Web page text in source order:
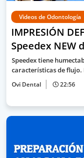
Videos de Odontología
IMPRESIÓN
Speedex NEW
Speedex tiene
características de flujo.
Ovi Dental 22:56